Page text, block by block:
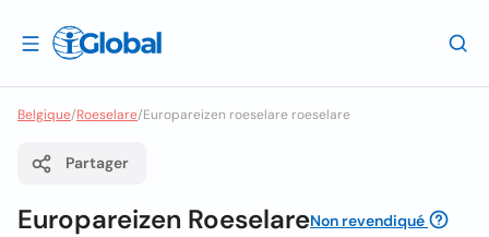
Belgique/Roeselare/Europareizen roeselare roeselare
Partager
Europareizen RoeselareNon revendiqué